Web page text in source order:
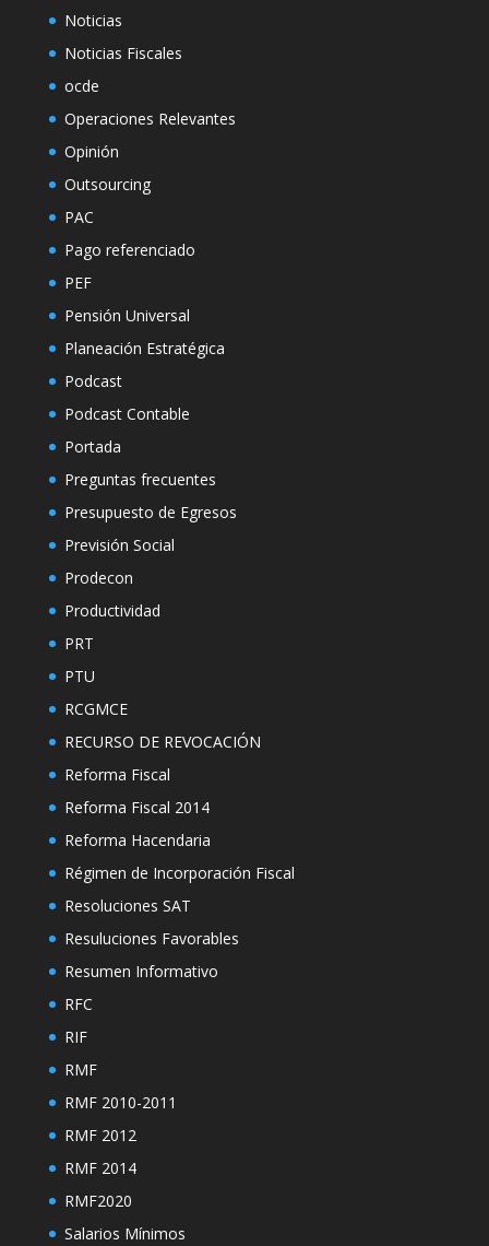
Noticias
Noticias Fiscales
ocde
Operaciones Relevantes
Opinión
Outsourcing
PAC
Pago referenciado
PEF
Pensión Universal
Planeación Estratégica
Podcast
Podcast Contable
Portada
Preguntas frecuentes
Presupuesto de Egresos
Previsión Social
Prodecon
Productividad
PRT
PTU
RCGMCE
RECURSO DE REVOCACIÓN
Reforma Fiscal
Reforma Fiscal 2014
Reforma Hacendaria
Régimen de Incorporación Fiscal
Resoluciones SAT
Resuluciones Favorables
Resumen Informativo
RFC
RIF
RMF
RMF 2010-2011
RMF 2012
RMF 2014
RMF2020
Salarios Mínimos